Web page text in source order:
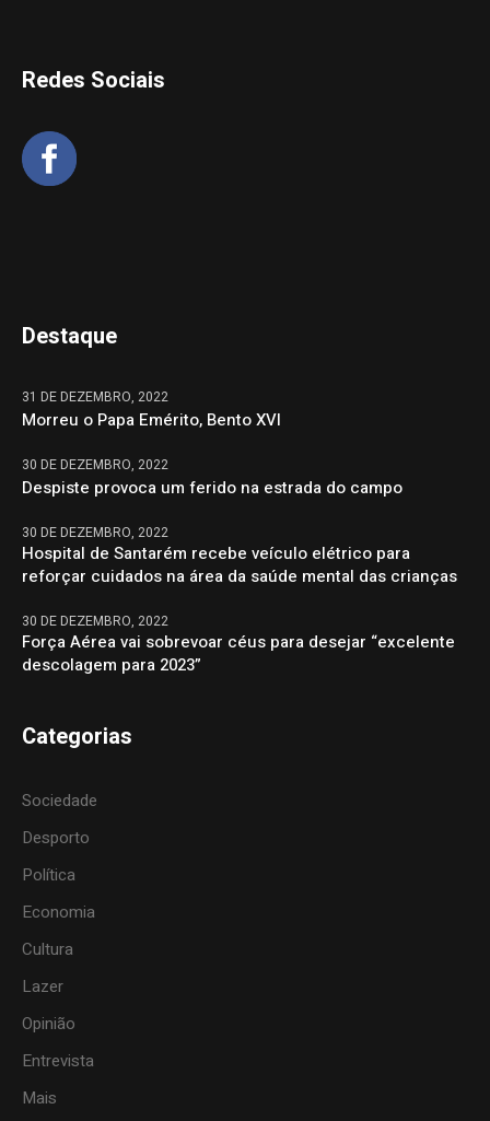
Redes Sociais
Destaque
31 DE DEZEMBRO, 2022
Morreu o Papa Emérito, Bento XVI
30 DE DEZEMBRO, 2022
Despiste provoca um ferido na estrada do campo
30 DE DEZEMBRO, 2022
Hospital de Santarém recebe veículo elétrico para
reforçar cuidados na área da saúde mental das crianças
30 DE DEZEMBRO, 2022
Força Aérea vai sobrevoar céus para desejar “excelente
descolagem para 2023”
Categorias
Sociedade
Desporto
Política
Economia
Cultura
Lazer
Opinião
Entrevista
Mais